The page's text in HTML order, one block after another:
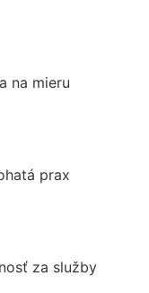
na mieru
prax
za služby